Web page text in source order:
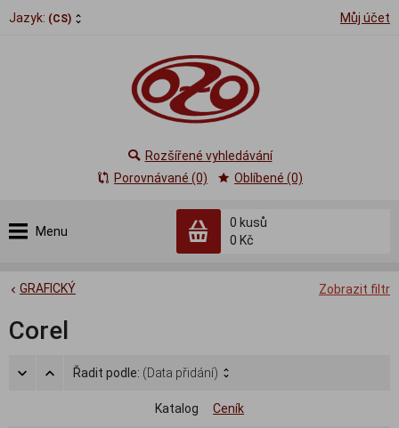
Jazyk: (CS) Můj účet
Menu
0 kusů
0 Kč
Rozšířené vyhledávání
Porovnávané (0)
Oblíbené (0)
Zobrazit filtr
GRAFICKÝ
Corel
Řadit podle: (Data přidání)
Katalog Ceník